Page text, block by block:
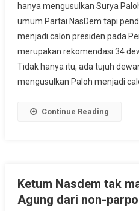
hanya mengusulkan Surya
umum Partai NasDem tapi
menjadi calon presiden pada
merupakan rekomendasi 34
Tidak hanya itu, ada tujuh
mengusulkan Paloh menjadi
Continue Reading
Ketum Nasdem tak
Agung dari non-